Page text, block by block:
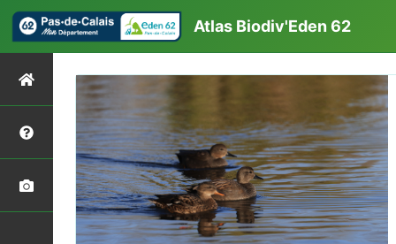
Atlas Biodiv'Eden 62